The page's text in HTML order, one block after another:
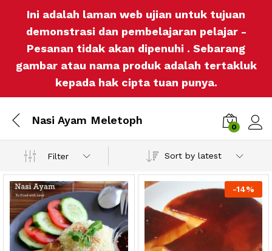
Ini adalah laman web ujian untuk tujuan
demonstrasi dan pembelajaran pelajar -
Pesanan tidak akan dipenuhi . Sebarang
gambar atau nama produk adalah tertakluk
kepada hak cipta tuan punya.
Nasi Ayam Meletoph
0
Filter Sort by latest
-14%